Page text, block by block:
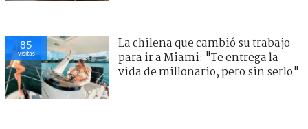
85
visitas
La chilena que cambió su trabajo
para ir a Miami: "Te entrega la
vida de millonario, pero sin serlo"